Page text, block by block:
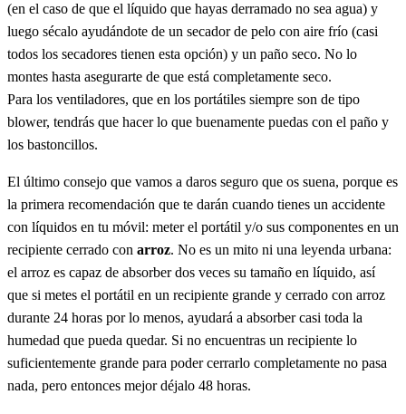
(en el caso de que el líquido que hayas derramado no sea agua) y
luego sécalo ayudándote de un secador de pelo con aire frío (casi
todos los secadores tienen esta opción) y un paño seco. No lo
montes hasta asegurarte de que está completamente seco.
Para los ventiladores, que en los portátiles siempre son de tipo
blower, tendrás que hacer lo que buenamente puedas con el paño y
los bastoncillos.
El último consejo que vamos a daros seguro que os suena, porque es
la primera recomendación que te darán cuando tienes un accidente
con líquidos en tu móvil: meter el portátil y/o sus componentes en un
recipiente cerrado con arroz. No es un mito ni una leyenda urbana:
el arroz es capaz de absorber dos veces su tamaño en líquido, así
que si metes el portátil en un recipiente grande y cerrado con arroz
durante 24 horas por lo menos, ayudará a absorber casi toda la
humedad que pueda quedar. Si no encuentras un recipiente lo
suficientemente grande para poder cerrarlo completamente no pasa
nada, pero entonces mejor déjalo 48 horas.